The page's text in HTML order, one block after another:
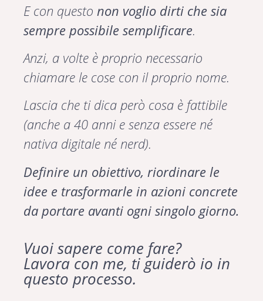
E con questo non voglio dirti che sia
sempre possibile semplificare.
Anzi, a volte è proprio necessario
chiamare le cose con il proprio nome.
Lascia che ti dica però cosa è fattibile
(anche a 40 anni e senza essere né
nativa digitale né nerd).
Definire un obiettivo, riordinare le
idee e trasformarle in azioni concrete
da portare avanti ogni singolo giorno.
Vuoi sapere come fare?
Lavora con me, ti guiderò io in
questo processo.